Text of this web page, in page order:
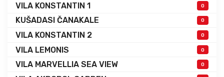
VILA KONSTANTIN 1 0
KUŠADASI ČANAKALE 0
VILA KONSTANTIN 2 0
VILA LEMONIS 0
VILA MARVELLIA SEA VIEW 0